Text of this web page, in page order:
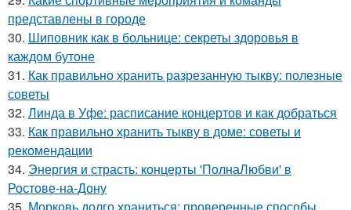
представлены в городе
30. Шиповник как в больнице: секреты здоровья в
каждом бутоне
31. Как правильно хранить разрезанную тыкву: полезные
советы
32. Линда в Уфе: расписание концертов и как добраться
33. Как правильно хранить тыкву в доме: советы и
рекомендации
34. Энергия и страсть: концерты 'ПолнаЛюбви' в
Ростове-на-Дону
35. Морковь долго храниться: проверенные способы